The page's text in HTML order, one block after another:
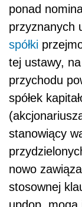
ponad
przyznanych
spółki
tej ustawy,
przychodu
spółek
stanowiący
nowo
stosownej